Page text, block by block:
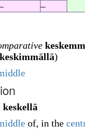
–
keskimmällä)
keskellä
of, in the